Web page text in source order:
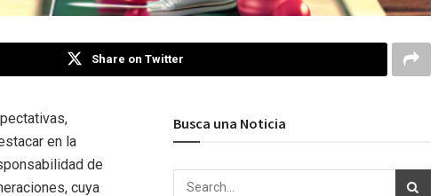
Share on Twitter
en la
de
cuya
Busca una Noticia